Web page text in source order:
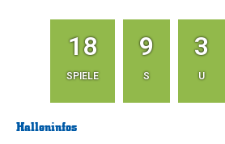
18
SPIELE
9
S
3
U
Halleninfos